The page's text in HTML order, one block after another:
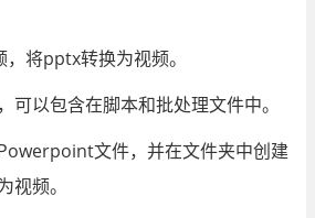
将pptx转换为视频。
以包含在脚本和批处理文件中。
文件，并在文件夹中创建
视频。